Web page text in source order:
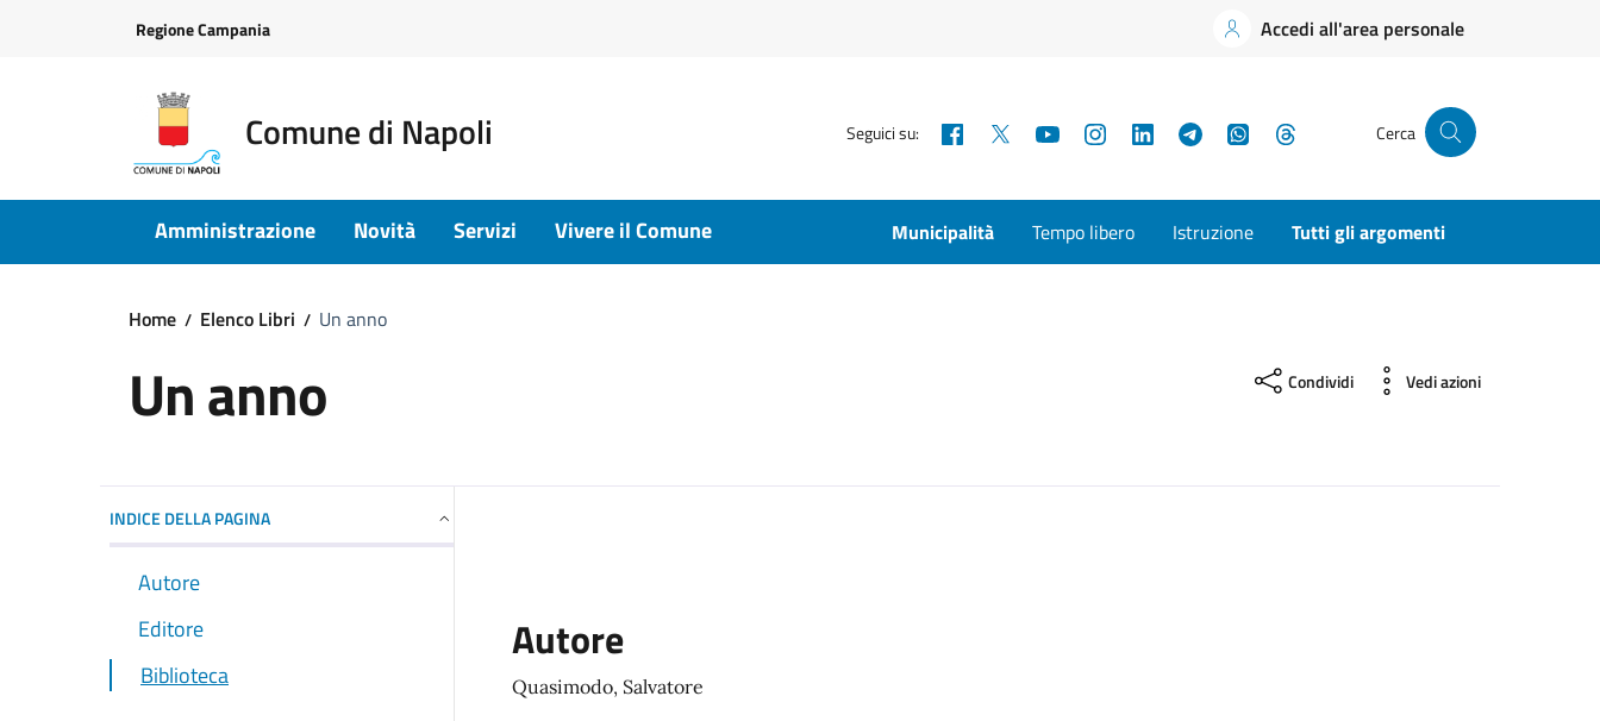
Regione Campania Accedi all'area personale
Comune di Napoli Seguici su: Facebook YouTubeInstagramLinkedInTelegramWhatsApp Cerca
Amministrazione Novità Servizi Vivere il Comune Municipalità Tempo libero Istruzione Tutti gli argomenti
Home Elenco Libri Un anno
Un anno Condividi Vedi azioni
INDICE DELLA PAGINA
Autore
Editore
Biblioteca
Autore
Quasimodo, Salvatore